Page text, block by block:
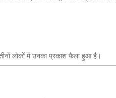
लोकों में उनका प्रकाश फैला हुआ है।